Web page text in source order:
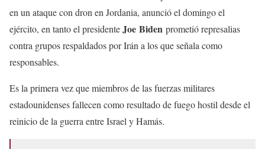
en un ataque con dron en Jordania, anunció el domingo el
ejército, en tanto el presidenteJoe Biden prometió represalias
contra grupos respaldados por Irán a los que señala como
responsables.
Es la primera vez que miembros de las fuerzas militares
estadounidenses fallecen como resultado de fuego hostil desde el
reinicio de la guerra entre Israel y Hamás.